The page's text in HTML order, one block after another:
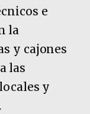
e
la
y cajones
las
y